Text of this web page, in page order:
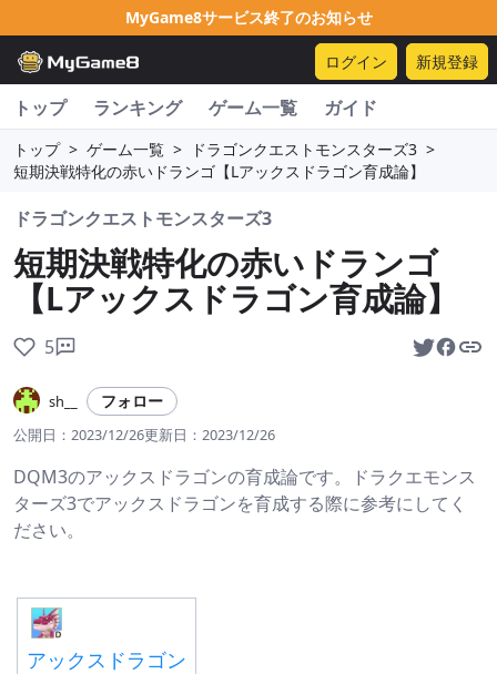
MyGame8サービス終了のお知らせ
ログイン 新規登録
トップ ランキング ゲーム一覧 ガイド
トップ > ゲーム一覧 > ドラゴンクエストモンスターズ3 >
短期決戦特化の赤いドランゴ【Lアックスドラゴン育成論】
ドラゴンクエストモンスターズ3
短期決戦特化の赤いドランゴ
【Lアックスドラゴン育成論】
5
sh__ フォロー
公開日： 2023/12/26更新日： 2023/12/26
DQM3のアックスドラゴンの育成論です。ドラクエモンス
ターズ3でアックスドラゴンを育成する際に参考にしてく
ださい。
アックスドラゴン